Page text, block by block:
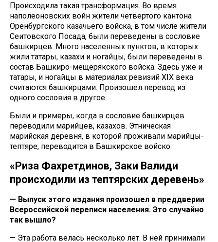
Происходила такая трансформация. Во время
наполеоновских войн жители четвертого кантона
Оренбургского казачьего войска, в том числе жители
Сеитовского Посада, были переведены в сословие
башкирцев. Много населенных пунктов, в которых
жили татары, казахи и ногайцы, были переведены в
состав Башкиро-мещерякского войска. Здесь уже и
татары, и ногайцы в материалах ревизий XIX века
считаются башкирцами. Произошел перевод из
одного сословия в другое.
Были и примеры, когда в сословие башкирцев
переводили марийцев, казахов. Этническая
марийская деревня, в которой проживали марийцы-
тептяре, переводится в Башкирское войско.
«Риза Фахретдинов, Заки Валиди
происходили из тептярских деревень»
— Выпуск этого издания произошел в преддверии
Всероссийской переписи населения. Это случайно
так вышло?
— Эта работа велась несколько лет. В ней принимали